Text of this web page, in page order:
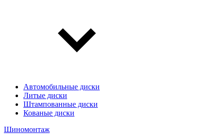
Автомобильные диски
Литые диски
Штампованные диски
Кованые диски
Шиномонтаж